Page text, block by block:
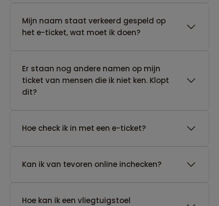
Mijn naam staat verkeerd gespeld op
het e-ticket, wat moet ik doen?
Er staan nog andere namen op mijn
ticket van mensen die ik niet ken. Klopt
dit?
Hoe check ik in met een e-ticket?
Kan ik van tevoren online inchecken?
Hoe kan ik een vliegtuigstoel